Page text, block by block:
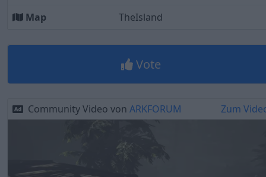
Map
TheIsland
Vote
Community Video von ARKFORUM Zum